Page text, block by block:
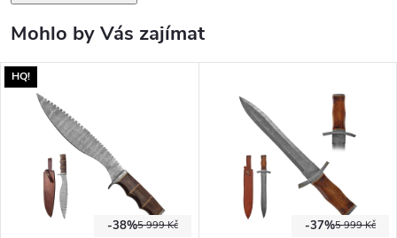
Mohlo by Vás zajímat
HQ!
5 999 Kč
-38% 5 999 Kč
-37%